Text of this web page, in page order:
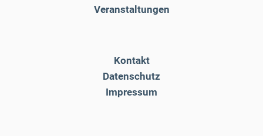
Veranstaltungen
Kontakt
Datenschutz
Impressum